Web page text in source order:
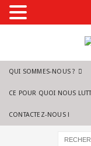
QUI SOMMES-NOUS ?
CE POUR QUOI NOUS
CONTACTEZ-NOUS !